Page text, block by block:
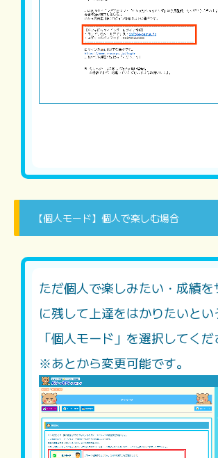
【個人モード】個人で楽しむ場合
ただ個人で楽しみたい・成績を
に残して上達をはかりたいとい
「個人モード」を選択してくだ
※あとから変更可能です。